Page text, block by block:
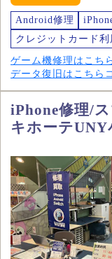
Android修理
クレジットカード利
ゲーム機修理はこち
データ復旧はこちら
iPhone修理/
キホーテUNY